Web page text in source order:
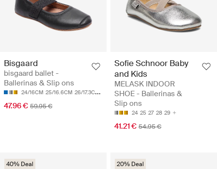
Bisgaard
bisgaard ballet -
Ballerinas & Slip ons
24/16CM 25/16.6CM 26/17.3CM 27/17.9CM 28/18.6CM
47.96 € 59.95 €
Sofie Schnoor Baby
and Kids
MELASK INDOOR
SHOE - Ballerinas &
Slip ons
24 25 27 28 29
41.21 € 54.95 €
40% Deal 20% Deal